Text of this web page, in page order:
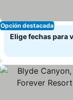
Opción destacada
Elige fechas para